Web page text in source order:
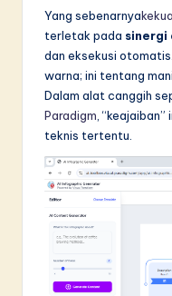
Yang sebenarnya
terletak pada sinergi
dan eksekusi
warna; ini tentang
Dalam alat canggih
Paradigm ,
teknis tertentu.